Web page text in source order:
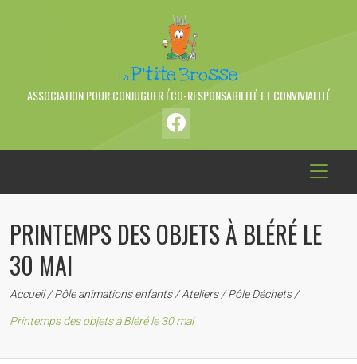
ASSOCIATION POUR CONJUGUER ÉCO-RESPONSABILITÉ ET CONVIVIALITÉ
PRINTEMPS DES OBJETS À BLÉRÉ LE
30 MAI
Accueil/ Pôle animations enfants/Ateliers/Pôle Déchets/
Printemps des objets à Bléré le 30 mai